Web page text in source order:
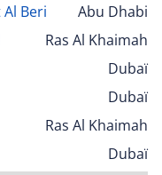
Beri
Abu Dhabi
Ras Al Khaimah
Dubaï
Dubaï
Ras Al Khaimah
Dubaï